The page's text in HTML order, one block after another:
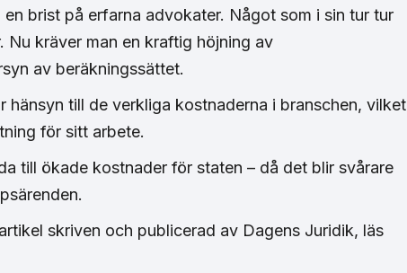
brist på erfarna advokater. Något som i sin tur tur
kräver man en kraftig höjning av
av beräkningssättet.
hänsyn till de verkliga kostnaderna i branschen, vilket
för sitt arbete.
till ökade kostnader för staten – då det blir svårare
skriven och publicerad av Dagens Juridik, läs